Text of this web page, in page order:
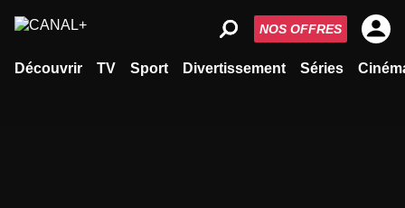
Découvrir TV Sport Divertissement Séries
NOS OFFRES